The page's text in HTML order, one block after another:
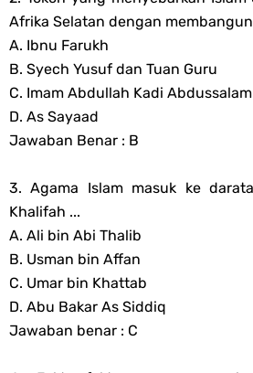
Afrika Selatan dengan
A. Ibnu Farukh
B. Syech Yusuf dan Tuan Guru
C. Imam Abdullah Kadi
D. As Sayaad
Jawaban Benar : B
3. Agama Islam masuk ke
Khalifah ...
A. Ali bin Abi Thalib
B. Usman bin Affan
C. Umar bin Khattab
D. Abu Bakar As Siddiq
Jawaban benar : C